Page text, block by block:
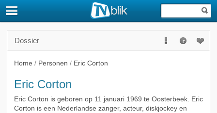
Dossier
Home / Personen / Eric Corton
Eric Corton
Eric Corton is geboren op 11 januari 1969 te Oosterbeek. Eric
Corton is een Nederlandse zanger, acteur, diskjockey en